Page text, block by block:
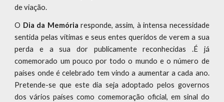
de viação.
O Dia da Memória responde, assim, à intensa necessidade
sentida pelas vítimas e seus entes queridos de verem a sua
perda e a sua dor publicamente reconhecidas .É já
comemorado um pouco por todo o mundo e o número de
países onde é celebrado tem vindo a aumentar a cada ano.
Pretende-se que este dia seja adoptado pelos governos
dos vários países como comemoração oficial, em sinal do